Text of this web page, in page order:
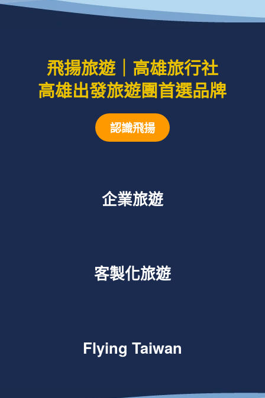
飛揚旅遊｜高雄旅行社
高雄出發旅遊團首選品牌
認識飛揚
企業旅遊
客製化旅遊
Flying Taiwan